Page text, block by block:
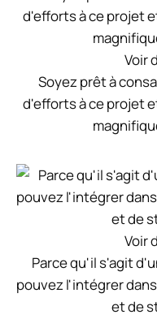
Voir
Soyez prêt à
d'efforts à ce projet
Voir
Parce qu'il s'agit
pouvez l'intégrer
et de